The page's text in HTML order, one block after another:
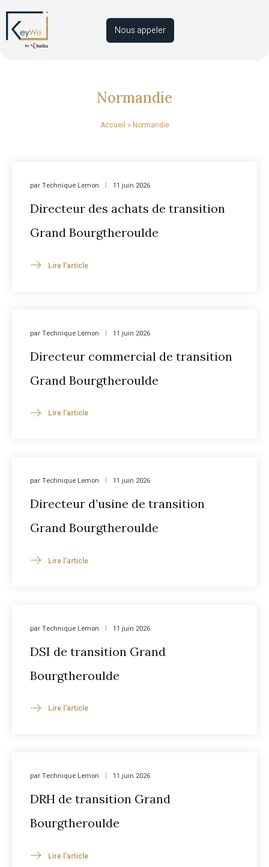
Nous appeler
Normandie
Accueil » Normandie
parTechnique Lemon 11 juin 2026
Directeur des achats de transition
Grand Bourgtheroulde
Lire l'article
parTechnique Lemon 11 juin 2026
Directeur commercial de transition
Grand Bourgtheroulde
Lire l'article
parTechnique Lemon 11 juin 2026
Directeur d’usine de transition
Grand Bourgtheroulde
Lire l'article
parTechnique Lemon 11 juin 2026
DSI de transition Grand
Bourgtheroulde
Lire l'article
parTechnique Lemon 11 juin 2026
DRH de transition Grand
Bourgtheroulde
Lire l'article